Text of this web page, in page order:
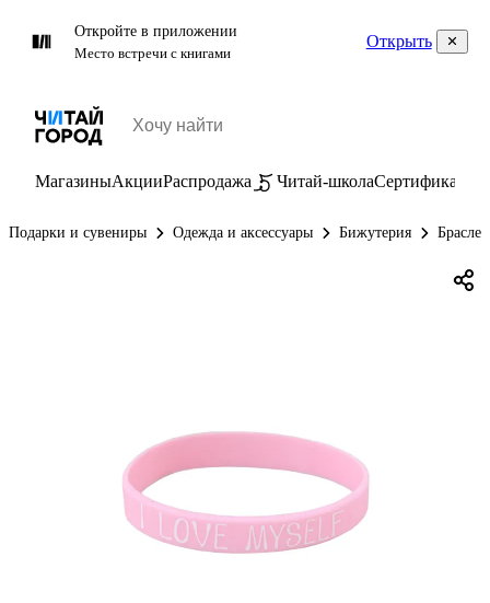
Откройте в приложении
Место встречи с книгами
Открыть
МагазиныАкцииРаспродажа Читай-школаСертификаты
Подарки и сувениры Одежда и аксессуары Бижутерия